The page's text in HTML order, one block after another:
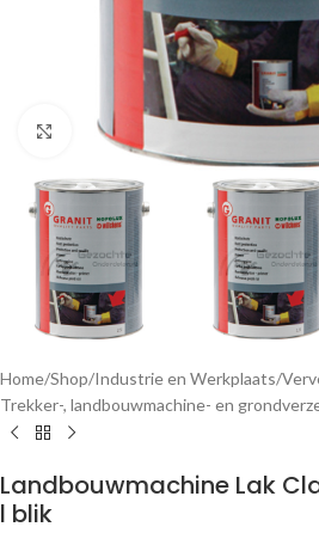
Klik om te vergroten
Home/Shop/Industrie en Werkplaats/
Trekker-, landbouwmachine- en
Landbouwmachine Lak
l blik